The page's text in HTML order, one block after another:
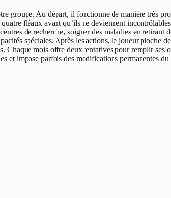
groupe. Au départ, il fonctionne de manière très
fléaux avant qu’ils ne deviennent
de recherche, soigner des maladies en retirant
spéciales. Après les actions, le joueur pioche
Chaque mois offre deux tentatives pour remplir ses
et impose parfois des modifications permanentes